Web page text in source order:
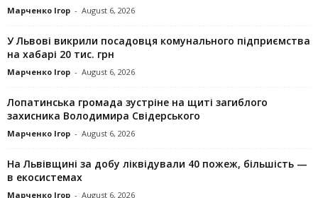
Марченко Ігор - August 6, 2026
У Львові викрили посадовця комунального підприємства
на хабарі 20 тис. грн
Марченко Ігор - August 6, 2026
Лопатинська громада зустріне на щиті загиблого
захисника Володимира Свідерського
Марченко Ігор - August 6, 2026
На Львівщині за добу ліквідували 40 пожеж, більшість —
в екосистемах
Марченко Ігор - August 6, 2026